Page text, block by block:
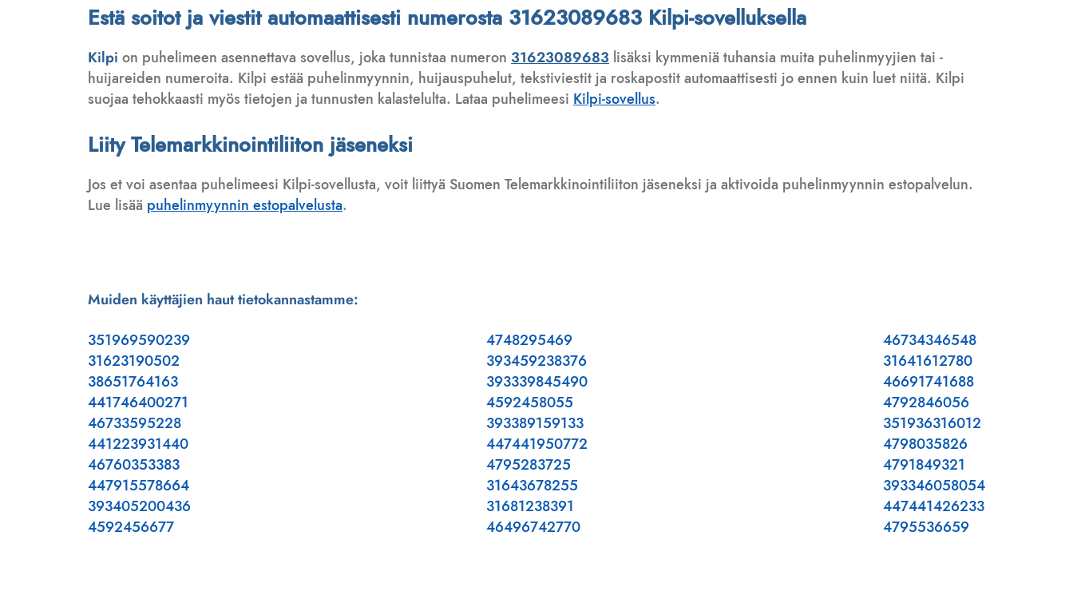
Estä soitot ja viestit automaattisesti numerosta 31623089683 Kilpi-sovelluksella
Kilpi on puhelimeen asennettava sovellus, joka tunnistaa numeron 31623089683 lisäksi kymmeniä tuhansia muita puhelinmyyjien tai -
huijareiden numeroita. Kilpi estää puhelinmyynnin, huijauspuhelut, tekstiviestit ja roskapostit automaattisesti jo ennen kuin luet niitä. Kilpi
suojaa tehokkaasti myös tietojen ja tunnusten kalastelulta. Lataa puhelimeesi Kilpi-sovellus.
Liity Telemarkkinointiliiton jäseneksi
Jos et voi asentaa puhelimeesi Kilpi-sovellusta, voit liittyä Suomen Telemarkkinointiliiton jäseneksi ja aktivoida puhelinmyynnin estopalvelun.
Lue lisää puhelinmyynnin estopalvelusta.
Muiden käyttäjien haut tietokannastamme:
351969590239
31623190502
38651764163
441746400271
46733595228
441223931440
46760353383
447915578664
393405200436
4592456677
4748295469
393459238376
393339845490
4592458055
393389159133
447441950772
4795283725
31643678255
31681238391
46496742770
46734346548
31641612780
46691741688
4792846056
351936316012
4798035826
4791849321
393346058054
447441426233
4795536659